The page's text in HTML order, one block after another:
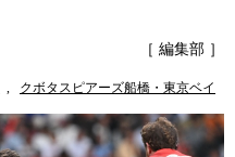
［ 編集部 ］
, クボタスピアーズ船橋・東京ベイ